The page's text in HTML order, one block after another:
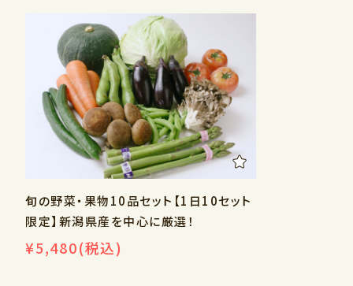
旬の野菜・果物10品セット【1日10セット
限定】新潟県産を中心に厳選！
¥5,480(税込)